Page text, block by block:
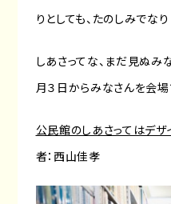
りとしても、たのしみでなり
しあさってな、まだ見ぬみ
月３日からみなさんを会場
公民館のしあさってはデザ
者：西山佳孝